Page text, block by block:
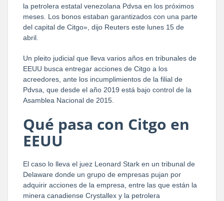
la petrolera estatal venezolana Pdvsa en los próximos
meses. Los bonos estaban garantizados con una parte
del capital de Citgo», dijo Reuters este lunes 15 de
abril.
Un pleito judicial que lleva varios años en tribunales de
EEUU busca entregar acciones de Citgo a los
acreedores, ante los incumplimientos de la filial de
Pdvsa, que desde el año 2019 está bajo control de la
Asamblea Nacional de 2015.
Qué pasa con Citgo en
EEUU
El caso lo lleva el juez Leonard Stark en un tribunal de
Delaware donde un grupo de empresas pujan por
adquirir acciones de la empresa, entre las que están la
minera canadiense Crystallex y la petrolera